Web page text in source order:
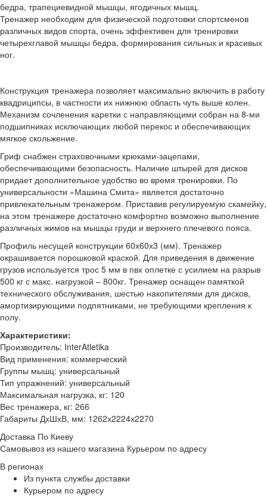
бедра, трапециевидной мышцы, ягодичных мышц.
Тренажер необходим для физической подготовки спортсменов
различных видов спорта, очень эффективен для тренировки
четырехглавой мышцы бедра, формирования сильных и красивых
ног.
Конструкция тренажера позволяет максимально включить в работу
квадриципсы, в частности их нижнюю область чуть выше колен.
Механизм сочленения каретки с направляющими собран на 8-ми
подшипниках исключающих любой перекос и обеспечивающих
мягкое скольжение.
Гриф снабжен страховочными крюками-зацепами,
обеспечивающими безопасность. Наличие штырей для дисков
придает дополнительное удобство во время тренировки. По
универсальности «Машина Смита» является достаточно
привлекательным тренажером. Приставив регулируемую скамейку,
на этом тренажере достаточно комфортно возможно выполнение
различных жимов на мышцы груди и верхнего плечевого пояса.
Профиль несущей конструкции 60х60х3 (мм). Тренажер
окрашивается порошковой краской. Для приведения в движение
грузов используется трос 5 мм в пвх оплетке с усилием на разрыв
500 кг с макс. нагрузкой – 800кг. Тренажер оснащен памяткой
технического обслуживания, шестью накопителями для дисков,
амортизирующими подпятниками, не требующими крепления к
полу.
Характеристики:
Производитель: InterAtletika
Вид применения: коммерческий
Группы мышц: универсальный
Тип упражнений: универсальный
Максимальная нагрузка, кг: 120
Вес тренажера, кг: 266
Габариты ДхШхВ, мм: 1262х2224х2270
Доставка По Киеву
Самовывоз из нашего магазина Курьером по адресу
В регионах
Из пункта службы доставки
Курьером по адресу